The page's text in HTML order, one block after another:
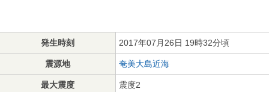
発生時刻 2017年07月26日 19時32分頃
震源地 奄美大島近海
最大震度 震度2